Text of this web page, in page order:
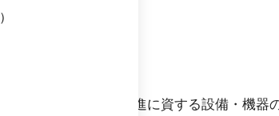
して、労働能率の増進に資する設備・機